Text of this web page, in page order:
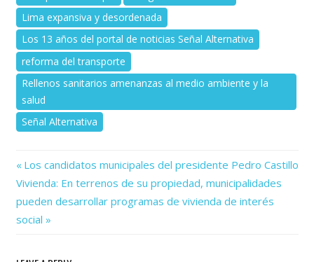
Lima expansiva y desordenada
Los 13 años del portal de noticias Señal Alternativa
reforma del transporte
Rellenos sanitarios amenanzas al medio ambiente y la
salud
Señal Alternativa
Navegación
de
entradas
Previous
Post:
Los candidatos municipales del presidente Pedro Castillo
Next
Post:
Vivienda: En terrenos de su propiedad, municipalidades
pueden desarrollar programas de vivienda de interés
social